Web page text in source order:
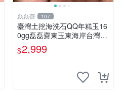
磊磊齋 107
臺灣土挖海洗石QQ年糕玉16
0gg磊磊齋東玉東海岸台灣藍
寶石東玉東海岸心臟石皮蛋青
老麥芽年糕黑鬼年糕玉血絲碧
鳳梨芋仔玉總統石年節送禮品
$2,999